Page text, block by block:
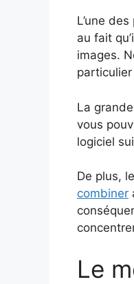
L’une
au fait
images.
La
vous
logiciel
De plus,
combiner
Le